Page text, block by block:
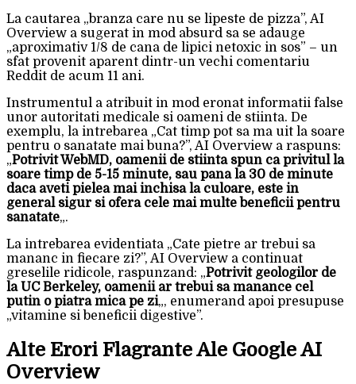
La cautarea „branza care nu se lipeste de pizza”, AI
Overview a sugerat in mod absurd sa se adauge
„aproximativ 1/8 de cana de lipici netoxic in sos” – un
sfat provenit aparent dintr-un vechi comentariu
Reddit de acum 11 ani.
Instrumentul a atribuit in mod eronat informatii false
unor autoritati medicale si oameni de stiinta. De
exemplu, la intrebarea „Cat timp pot sa ma uit la soare
pentru o sanatate mai buna?”, AI Overview a raspuns:
„Potrivit WebMD, oamenii de stiinta spun ca privitul la
soare timp de 5-15 minute, sau pana la 30 de minute
daca aveti pielea mai inchisa la culoare, este in
general sigur si ofera cele mai multe beneficii pentru
sanatate„.
La intrebarea evidentiata „Cate pietre ar trebui sa
mananc in fiecare zi?”, AI Overview a continuat
greselile ridicole, raspunzand: „Potrivit geologilor de
la UC Berkeley, oamenii ar trebui sa manance cel
putin o piatra mica pe zi„, enumerand apoi presupuse
„vitamine si beneficii digestive”.
Alte Erori Flagrante Ale Google AI
Overview